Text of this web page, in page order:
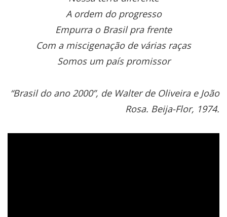
A ordem do progresso
Empurra o Brasil pra frente
Com a miscigenação de várias raças
Somos um país promissor
“Brasil do ano 2000”, de Walter de Oliveira e João
Rosa. Beija-Flor, 1974.